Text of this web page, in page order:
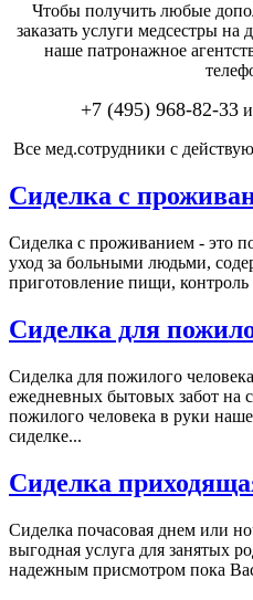
Чтобы получить любые
заказать услуги медсестры
наше патронажное
+7 (495) 968-82-33 и
Все мед.сотрудники с
Сиделка с
Сиделка с проживанием - это
уход за больными людьми,
приготовление пищи, контроль
Сиделка для
Сиделка для пожилого
ежедневных бытовых забот на
пожилого человека в руки
сиделке...
Сиделка
Сиделка почасовая днем или
выгодная услуга для занятых
надежным присмотром пока